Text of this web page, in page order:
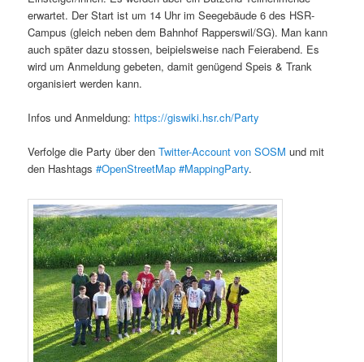
erwartet. Der Start ist um 14 Uhr im Seegebäude 6 des HSR-
Campus (gleich neben dem Bahnhof Rapperswil/SG). Man kann
auch später dazu stossen, beipielsweise nach Feierabend. Es
wird um Anmeldung gebeten, damit genügend Speis & Trank
organisiert werden kann.
Infos und Anmeldung: https://giswiki.hsr.ch/Party
Verfolge die Party über denTwitter-Account von SOSM und mit
den Hashtags#OpenStreetMap #MappingParty.